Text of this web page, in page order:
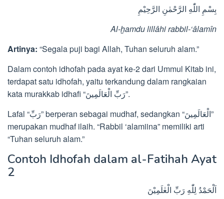
بِسْمِ اللّٰهِ الرَّحْمٰنِ الرَّحِيْمِ
Al-ḫamdu lillâhi rabbil-‘âlamîn
Artinya: “Segala puji bagi Allah, Tuhan seluruh alam.”
Dalam contoh idhofah pada ayat ke-2 dari Ummul Kitab ini,
terdapat satu idhofah, yaitu terkandung dalam rangkaian
kata murakkab idhafi “رَبِّ الْعَالَمِينَ”.
Lafal “رَبِّ” berperan sebagai mudhaf, sedangkan “الْعَالَمِينَ”
merupakan mudhaf ilaih. “Rabbil ‘alamiina” memiliki arti
“Tuhan seluruh alam.”
Contoh Idhofah dalam al-Fatihah Ayat
2
اَلْحَمْدُ لِلّٰهِ رَبِّ الْعٰلَمِيْنَ